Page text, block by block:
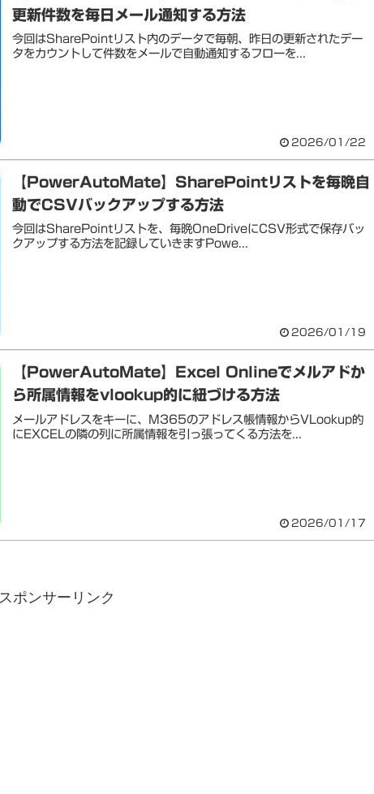
更新件数を毎日メール通知する方法
今回はSharePointリスト内のデータで毎朝、昨日の更新されたデー
タをカウントして件数をメールで自動通知するフローを...
2026/01/22
【PowerAutoMate】SharePointリストを毎晩自
動でCSVバックアップする方法
今回はSharePointリストを、毎晩OneDriveにCSV形式で保存バッ
クアップする方法を記録していきますPowe...
2026/01/19
【PowerAutoMate】Excel Onlineでメルアドか
ら所属情報をvlookup的に紐づける方法
メールアドレスをキーに、M365のアドレス帳情報からVLookup的
にEXCELの隣の列に所属情報を引っ張ってくる方法を...
2026/01/17
スポンサーリンク